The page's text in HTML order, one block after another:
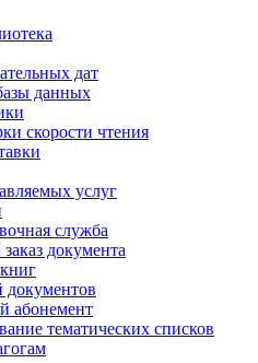
дат
данных
скорости чтения
услуг
служба
документа
документов
абонемент
тематических списков